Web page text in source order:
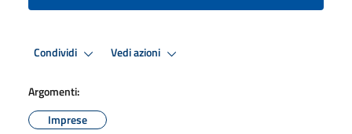
Condividi Vedi azioni
Argomenti:
Imprese